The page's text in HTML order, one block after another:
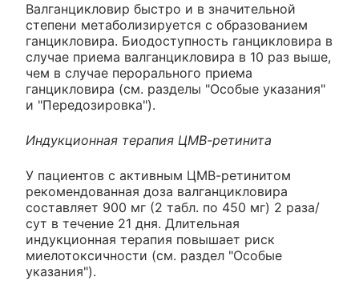
Валганцикловир быстро и в значительной
степени метаболизируется с образованием
ганцикловира. Биодоступность ганцикловира в
случае приема валганцикловира в 10 раз выше,
чем в случае перорального приема
ганцикловира (см. разделы "Особые указания"
и "Передозировка").
Индукционная терапия ЦМВ-ретинита
У пациентов с активным ЦМВ-ретинитом
рекомендованная доза валганцикловира
составляет 900 мг (2 табл. по 450 мг) 2 раза/
сут в течение 21 дня. Длительная
индукционная терапия повышает риск
миелотоксичности (см. раздел "Особые
указания").